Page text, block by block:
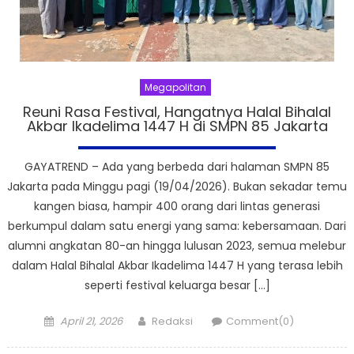
Megapolitan
Reuni Rasa Festival, Hangatnya Halal Bihalal
Akbar Ikadelima 1447 H di SMPN 85 Jakarta
GAYATREND – Ada yang berbeda dari halaman SMPN 85
Jakarta pada Minggu pagi (19/04/2026). Bukan sekadar temu
kangen biasa, hampir 400 orang dari lintas generasi
berkumpul dalam satu energi yang sama: kebersamaan. Dari
alumni angkatan 80-an hingga lulusan 2023, semua melebur
dalam Halal Bihalal Akbar Ikadelima 1447 H yang terasa lebih
seperti festival keluarga besar […]
Posted
April 21, 2026 Author
Redaksi Comment(0)